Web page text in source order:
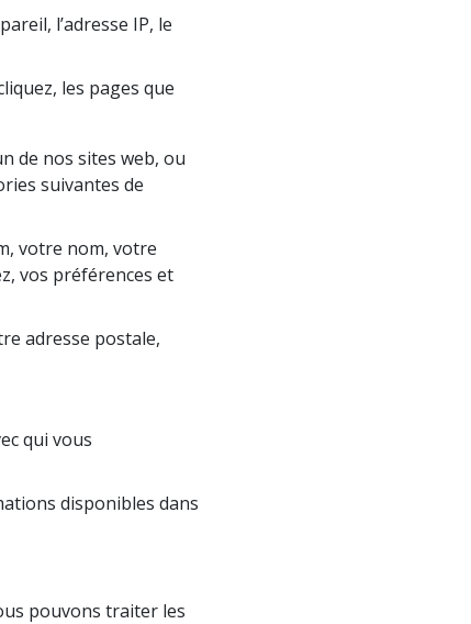
l’adresse IP, le
les pages que
de nos sites web, ou
suivantes de
votre nom, votre
vos préférences et
adresse postale,
qui vous
disponibles dans
pouvons traiter les